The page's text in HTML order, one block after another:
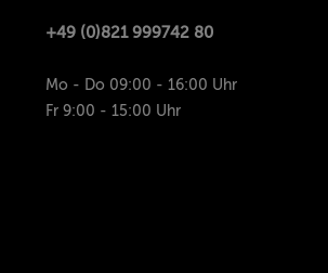
+49 (0)821 999742 80
Mo - Do 09:00 - 16:00 Uhr
Fr 9:00 - 15:00 Uhr